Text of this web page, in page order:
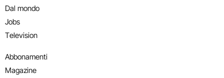
Dal mondo
Jobs
Television
Abbonamenti
Magazine